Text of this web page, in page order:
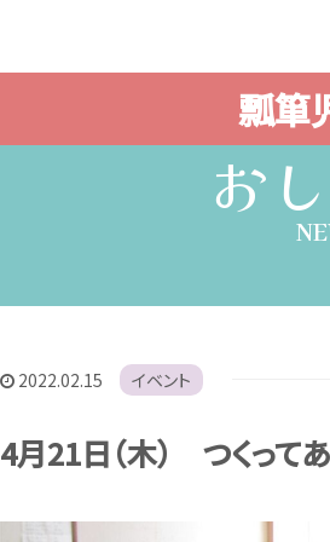
お
2022.02.15 イベント
4月21日（木） つくって
瓢箪